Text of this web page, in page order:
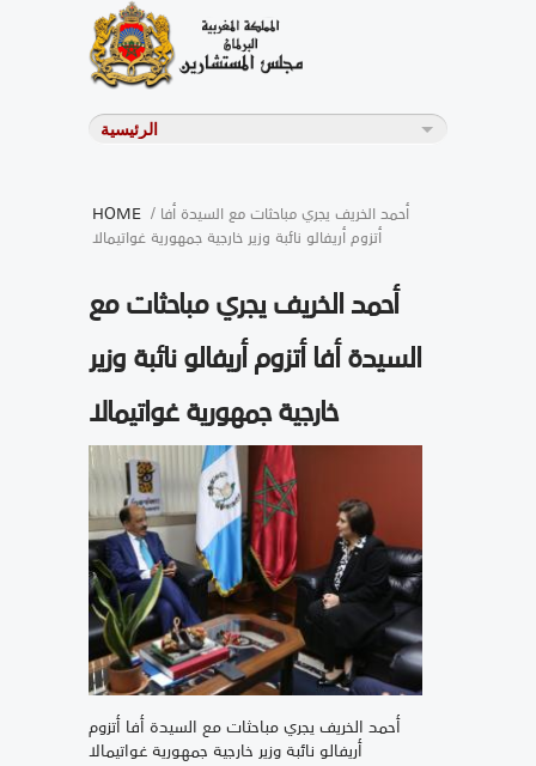
HOME / أحمد الخريف يجري مباحثات مع السيدة أفا
أتزوم أريفالو نائبة وزير خارجية جمهورية غواتيمالا
أحمد الخريف يجري مباحثات مع
السيدة أفا أتزوم أريفالو نائبة وزير
خارجية جمهورية غواتيمالا
أحمد الخريف يجري مباحثات مع السيدة أفا أتزوم
أريفالو نائبة وزير خارجية جمهورية غواتيمالا